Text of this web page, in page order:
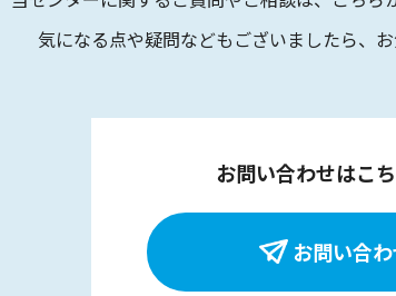
気になる点や疑問などもございましたら、
お問い合わせはこ
お問い合